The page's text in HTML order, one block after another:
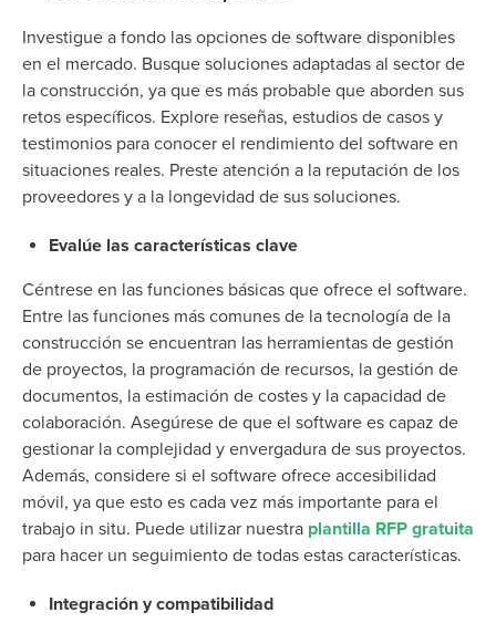
Investigue a fondo las opciones de software disponibles
en el mercado. Busque soluciones adaptadas al sector de
la construcción, ya que es más probable que aborden sus
retos específicos. Explore reseñas, estudios de casos y
testimonios para conocer el rendimiento del software en
situaciones reales. Preste atención a la reputación de los
proveedores y a la longevidad de sus soluciones.
Evalúe las características clave
Céntrese en las funciones básicas que ofrece el software.
Entre las funciones más comunes de la tecnología de la
construcción se encuentran las herramientas de gestión
de proyectos, la programación de recursos, la gestión de
documentos, la estimación de costes y la capacidad de
colaboración. Asegúrese de que el software es capaz de
gestionar la complejidad y envergadura de sus proyectos.
Además, considere si el software ofrece accesibilidad
móvil, ya que esto es cada vez más importante para el
trabajo in situ. Puede utilizar nuestra plantilla RFP gratuita
para hacer un seguimiento de todas estas características.
Integración y compatibilidad